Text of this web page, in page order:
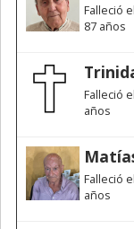
Falleció
87 años
Falleció
años
Falleció
años